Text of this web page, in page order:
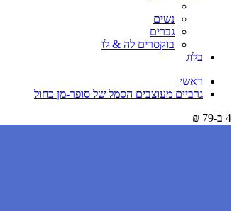
נשים
גברים
בוקסרים לה & לו
בלוג
ראשי
גרביים מעוצבים הסמל של סופר-מן כחול
4 ב-79 ₪